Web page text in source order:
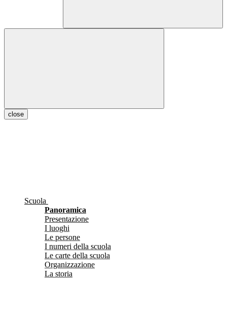
close
Scuola
Panoramica
Presentazione
I luoghi
Le persone
I numeri della scuola
Le carte della scuola
Organizzazione
La storia